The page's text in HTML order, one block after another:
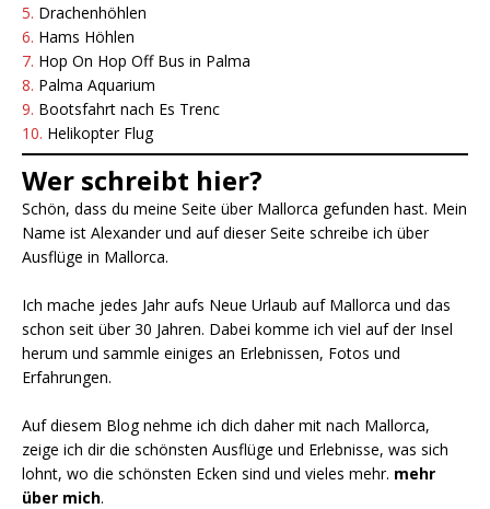
5. Drachenhöhlen
6. Hams Höhlen
7. Hop On Hop Off Bus in Palma
8. Palma Aquarium
9. Bootsfahrt nach Es Trenc
10. Helikopter Flug
Wer schreibt hier?
Schön, dass du meine Seite über Mallorca gefunden hast. Mein
Name ist Alexander und auf dieser Seite schreibe ich über
Ausflüge in Mallorca.
Ich mache jedes Jahr aufs Neue Urlaub auf Mallorca und das
schon seit über 30 Jahren. Dabei komme ich viel auf der Insel
herum und sammle einiges an Erlebnissen, Fotos und
Erfahrungen.
Auf diesem Blog nehme ich dich daher mit nach Mallorca,
zeige ich dir die schönsten Ausflüge und Erlebnisse, was sich
lohnt, wo die schönsten Ecken sind und vieles mehr. mehr
über mich.